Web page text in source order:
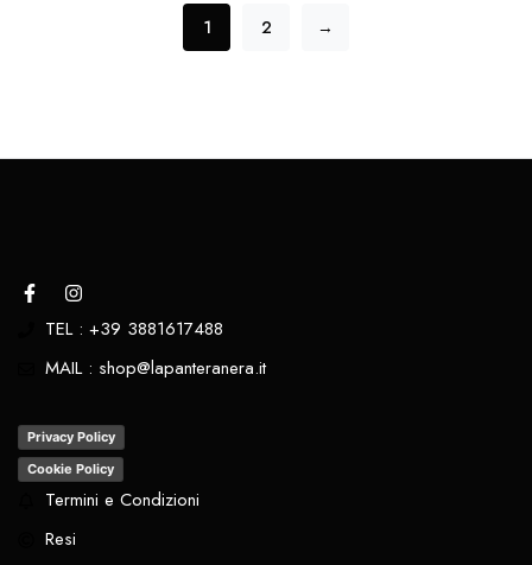
1 2 →
TEL : +39 3881617488
MAIL : shop@lapanteranera.it
Privacy Policy
Cookie Policy
Termini e Condizioni
Resi